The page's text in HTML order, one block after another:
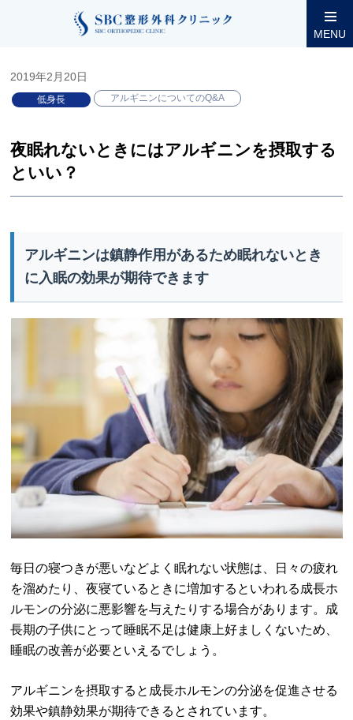
MENU
整形外科コラム 小児低身長 アルギニンについてのQ&A
2019年2月20日
低身長 アルギニンについてのQ&A
夜眠れないときにはアルギニンを摂取する
といい？
アルギニンは鎮静作用があるため眠れないとき
に入眠の効果が期待できます
毎日の寝つきが悪いなどよく眠れない状態は、日々の疲れ
を溜めたり、夜寝ているときに増加するといわれる成長ホ
ルモンの分泌に悪影響を与えたりする場合があります。成
長期の子供にとって睡眠不足は健康上好ましくないため、
睡眠の改善が必要といえるでしょう。
アルギニンを摂取すると成長ホルモンの分泌を促進させる
効果や鎮静効果が期待できるとされています。